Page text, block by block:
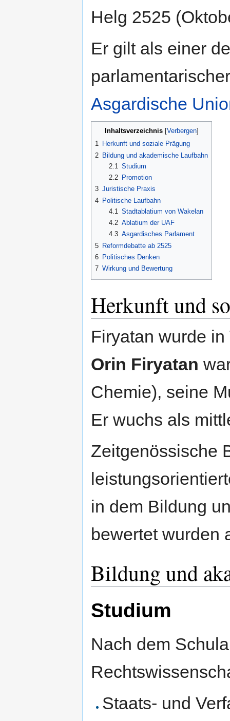
Helg 2525
Er gilt als einer
Asgardische
Inhaltsverzeichnis
1 Herkunft und soziale Prägung
2 Bildung und akademische Laufbahn
2.1
Studium
2.2
Promotion
3 Juristische Praxis
4 Politische Laufbahn
4.1
Stadtablatium von Wakelan
4.2 Ablatium der UAF
4.3 Asgardisches Parlament
5 Reformdebatte ab 2525
6 Politisches Denken
7 Wirkung und Bewertung
Herkunft und
Firyatan wurde
Orin Firyatan
Chemie), seine
Er wuchs als
Zeitgenössische
in dem Bildung
bewertet wurden
Bildung und
Studium
Nach dem
Staats- und